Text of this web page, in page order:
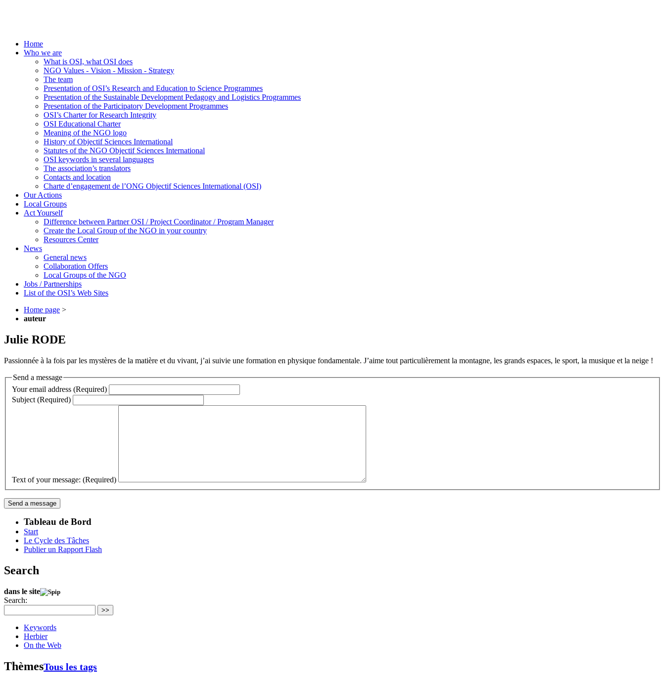
Home
Who we are
What is OSI, what OSI does
NGO Values - Vision - Mission - Strategy
The team
Presentation of OSI’s Research and Education to Science Programmes
Presentation of the Sustainable Development Pedagogy and Logistics Programmes
Presentation of the Participatory Development Programmes
OSI’s Charter for Research Integrity
OSI Educational Charter
Meaning of the NGO logo
History of Objectif Sciences International
Statutes of the NGO Objectif Sciences International
OSI keywords in several languages
The association’s translators
Contacts and location
Charte d’engagement de l’ONG Objectif Sciences International (OSI)
Our Actions
Local Groups
Act Yourself
Difference between Partner OSI / Project Coordinator / Program Manager
Create the Local Group of the NGO in your country
Resources Center
News
General news
Collaboration Offers
Local Groups of the NGO
Jobs / Partnerships
List of the OSI’s Web Sites
Home page >
auteur
Julie RODE
Passionnée à la fois par les mystères de la matière et du vivant, j’ai suivie une formation en physique fondamentale. J’aime tout particulièrement la montagne, les grands espaces, le sport, la musique et la neige !
Send a message
Your email address (Required)
Subject (Required)
Text of your message: (Required)
Tableau de Bord
Start
Le Cycle des Tâches
Publier un Rapport Flash
Search
dans le site
Search:
>>
Keywords
Herbier
On the Web
ThèmesTous les tags